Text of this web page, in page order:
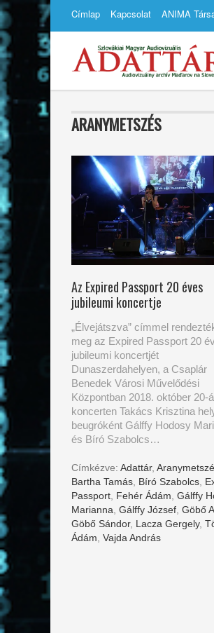
Címlap Kapcsolat ANIMA
ARANYMETSZÉS
Az Expired Passport 20 éves
jubileumi koncertje
„Élvejátszva” címmel
meg az Expired Passport 20
jubileumi koncertjét
Dunaszerdahelyen, a Csaplár
Benedek Városi Művelődési
Központban 2018. október 20-
koncerten Takács Krisztina
beugróként Gálffy Hodosy
és Bíró Szabolcs…
Címkézve: Adattár,
Bartha Tamás Bíró Szabolcs
Passport Fehér Ádám Gálffy
Marianna Gálffy József Göbő
Göbő Sándor, Lacza Gergely,
Ádám Vajda András